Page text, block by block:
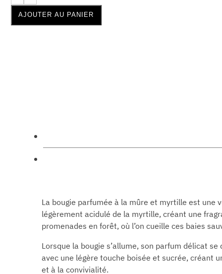
de
Bougie
AJOUTER AU PANIER
La bougie parfumée à la mûre et myrtille est une
légèrement acidulé de la myrtille, créant une
promenades en forêt, où l’on cueille ces baies
Lorsque la bougie s’allume, son parfum délicat
avec une légère touche boisée et sucrée, créant
et à la convivialité.